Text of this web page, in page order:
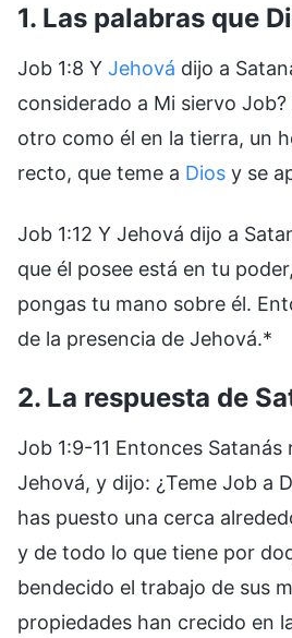
1. Las palabras que
Job 1:8 Y Jehová dijo a
considerado a Mi siervo
otro como él en la tierra, un
recto, que teme a Dios y se
Job 1:12 Y Jehová dijo a
que él posee está en tu
pongas tu mano sobre él.
de la presencia de Jehová.*
2. La respuesta de
Job 1:9-11 Entonces Satanás
Jehová, y dijo: ¿Teme Job a
has puesto una cerca
y de todo lo que tiene por
bendecido el trabajo de sus
propiedades han crecido en